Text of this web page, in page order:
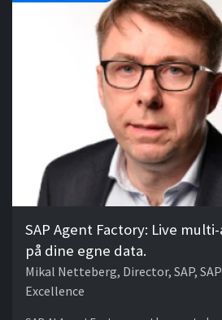
SAP Agent Factory: Live
på dine egne data.
Mikal Netteberg, Director, SAP,
Excellence